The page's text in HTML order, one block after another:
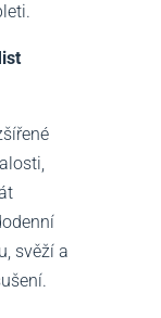
svěží a